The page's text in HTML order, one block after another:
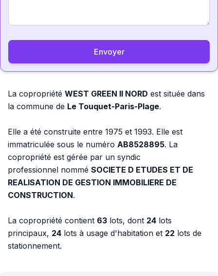
Envoyer
La copropriété WEST GREEN II NORD est située dans
la commune de Le Touquet-Paris-Plage.
Elle a été construite entre 1975 et 1993. Elle est
immatriculée sous le numéro AB8528895. La
copropriété est gérée par un syndic
professionnel nommé SOCIETE D ETUDES ET DE
REALISATION DE GESTION IMMOBILIERE DE
CONSTRUCTION.
La copropriété contient 63 lots, dont 24 lots
principaux, 24 lots à usage d'habitation et 22 lots de
stationnement.